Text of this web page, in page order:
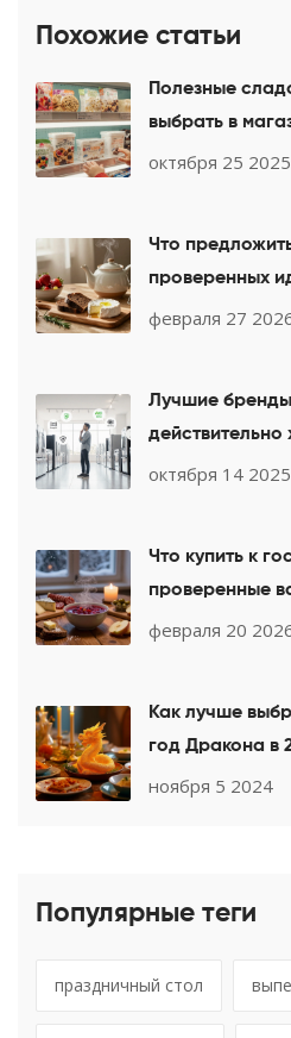
Похожие статьи
Полезные
выбрать в
октября 25 2025
Что
проверенных
изысканных
февраля 27
Лучшие
октября 14 2025
Что купить к
проверенные
выходных
февраля 20
Как лучше
год Дракона в
ноября 5 2024
Популярные теги
праздничный стол